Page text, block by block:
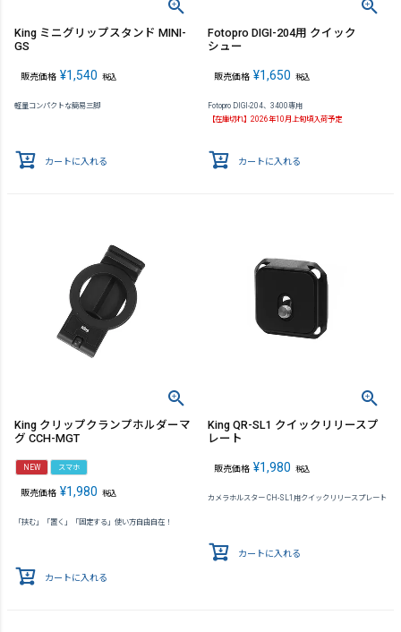
King ミニグリップスタンド MINI-
GS
販売価格 ¥1,540 税込
軽量コンパクトな簡易三脚
カートに入れる
Fotopro DIGI-204用 クイック
シュー
販売価格 ¥1,650 税込
Fotopro DIGI-204、3400専用
【在庫切れ】2026年10月上旬頃入荷予定
カートに入れる
King クリップクランプホルダーマ
グ CCH-MGT
NEW スマホ
販売価格 ¥1,980 税込
「挟む」「置く」「固定する」使い方自由自在！
カートに入れる
King QR-SL1 クイックリリースプ
レート
販売価格 ¥1,980 税込
カメラホルスター CH-SL1用クイックリリースプレート
カートに入れる